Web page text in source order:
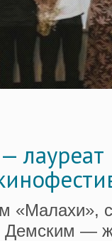
«Малахи»,
Демским —